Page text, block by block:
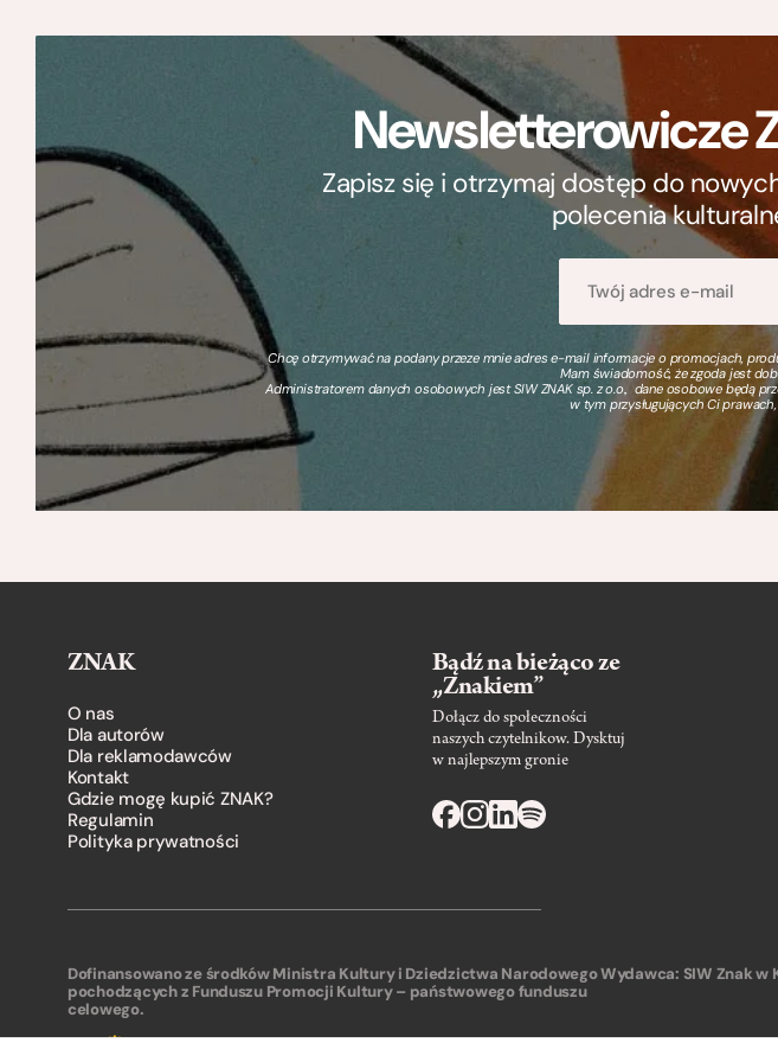
Newsletterowicze
Zapisz się i otrzymaj dostęp do
polecenia
Chcę otrzymywać na podany przeze mnie adres e-mail informacje o promocjach,
Mam świadomość, że zgoda jest
Administratorem danych osobowych jest SIW ZNAK sp. z o.o., dane osobowe będą
w tym przysługujących Ci
ZNAK
O nas
Dla autorów
Dla reklamodawców
Kontakt
Gdzie mogę kupić ZNAK?
Regulamin
Polityka prywatności
Bądź na bieżąco ze
„Znakiem”
Dołącz do społeczności
naszych czytelnikow. Dysktuj
w najlepszym gronie
Dofinansowano ze środków Ministra Kultury i Dziedzictwa Narodowego
pochodzących z Funduszu Promocji Kultury – państwowego funduszu
celowego.
Wydawca: SIW Znak w